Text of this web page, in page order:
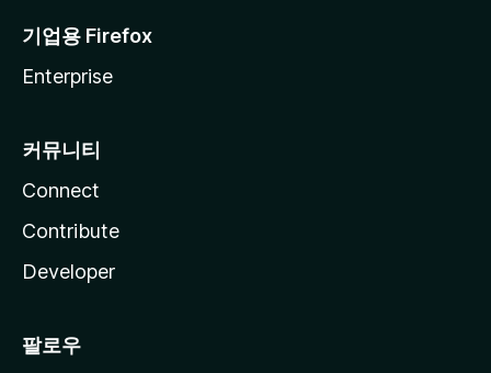
기업용 Firefox
Enterprise
커뮤니티
Connect
Contribute
Developer
팔로우